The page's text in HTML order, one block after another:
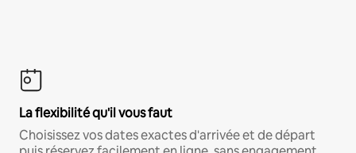
La flexibilité qu'il vous faut
Choisissez vos dates exactes d'arrivée et de départ